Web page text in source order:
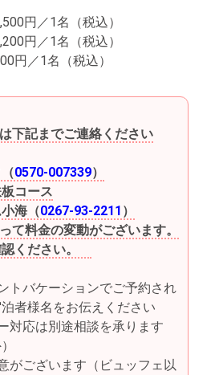
1名（税込）
1名（税込）
円／1名（税込）
下記までご連絡ください
0570-007339）
コース
海（0267-93-2211 ）
て料金の変動がございます。
ください。
トバケーションでご予約され
者様名をお伝えください
対応は別途相談を承ります
がございます（ビュッフェ以